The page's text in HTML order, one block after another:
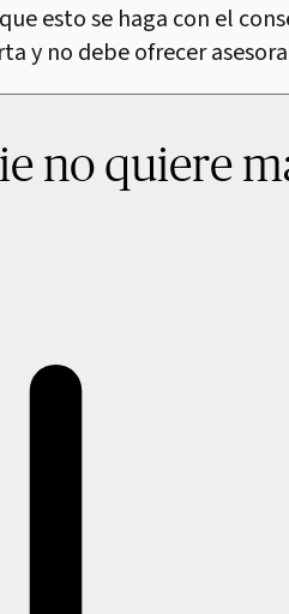
esto se haga con el
y no debe ofrecer
no quiere